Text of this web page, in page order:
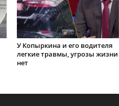
У Копыркина и его водителя
легкие травмы, угрозы жизни
нет